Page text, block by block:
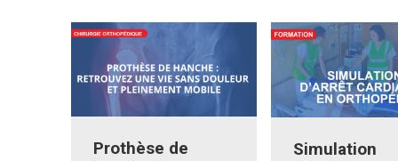
Prothèse de
Simulation